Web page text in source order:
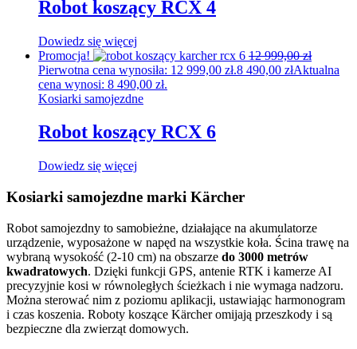
Robot koszący RCX 4
Dowiedz się więcej
Promocja!
12 999,00zł
Pierwotna cena wynosiła: 12 999,00 zł.8 490,00 złAktualna
cena wynosi: 8 490,00 zł.
Kosiarki samojezdne
Robot koszący RCX 6
Dowiedz się więcej
Kosiarki samojezdne marki Kärcher
Robot samojezdny to samobieżne, działające na akumulatorze
urządzenie, wyposażone w napęd na wszystkie koła. Ścina trawę na
wybraną wysokość (2-10 cm) na obszarze do 3000 metrów
kwadratowych. Dzięki funkcji GPS, antenie RTK i kamerze AI
precyzyjnie kosi w równoległych ścieżkach i nie wymaga nadzoru.
Można sterować nim z poziomu aplikacji, ustawiając harmonogram
i czas koszenia. Roboty koszące Kärcher omijają przeszkody i są
bezpieczne dla zwierząt domowych.